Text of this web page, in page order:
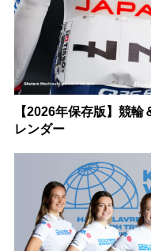
【2026年保存版】競
レンダー